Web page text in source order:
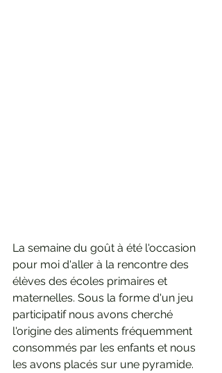
La semaine du goût à été l'occasion
pour moi d'aller à la rencontre des
élèves des écoles primaires et
maternelles. Sous la forme d'un jeu
participatif nous avons cherché
l'origine des aliments fréquemment
consommés par les enfants et nous
les avons placés sur une pyramide.